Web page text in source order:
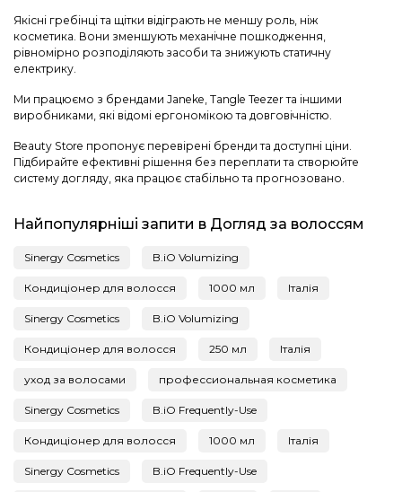
Якісні гребінці та щітки відіграють не меншу роль, ніж
косметика. Вони зменшують механічне пошкодження,
рівномірно розподіляють засоби та знижують статичну
електрику.
Ми працюємо з брендами Janeke, Tangle Teezer та іншими
виробниками, які відомі ергономікою та довговічністю.
Beauty Store пропонує перевірені бренди та доступні ціни.
Підбирайте ефективні рішення без переплати та створюйте
систему догляду, яка працює стабільно та прогнозовано.
Найпопулярніші запити в Догляд за волоссям
Sinergy Cosmetics B.iO Volumizing
Кондиціонер для волосся 1000 мл Італія
Sinergy Cosmetics B.iO Volumizing
Кондиціонер для волосся 250 мл Італія
уход за волосами профессиональная косметика
Sinergy Cosmetics B.iO Frequently-Use
Кондиціонер для волосся 1000 мл Італія
Sinergy Cosmetics B.iO Frequently-Use